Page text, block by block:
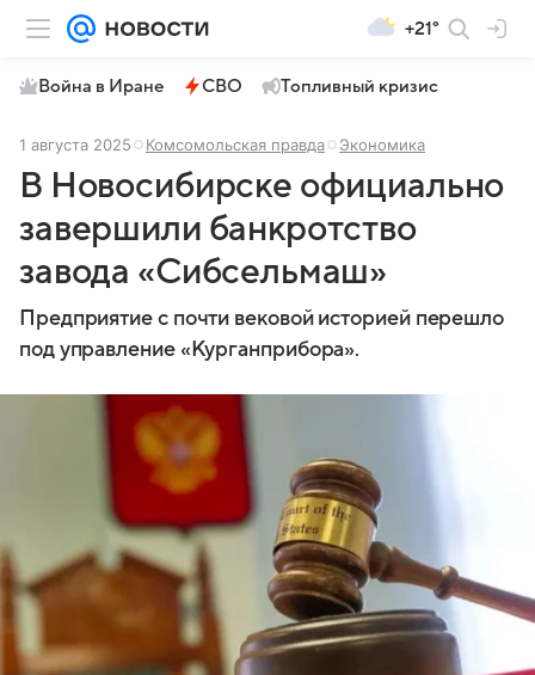
+21°
Война в Иране СВО Топливный кризис
1 августа 2025 Комсомольская правда Экономика
В Новосибирске официально
завершили банкротство
завода «Сибсельмаш»
Предприятие с почти вековой историей перешло
под управление «Курганприбора».